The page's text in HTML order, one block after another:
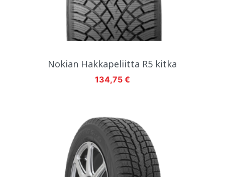
Nokian Hakkapeliitta R5 kitka
Hinta
134,75 €